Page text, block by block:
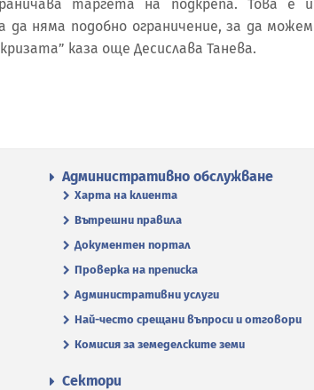
таргета на подкрепа. Това е и
няма подобно ограничение, за да можем
каза още Десислава Танева.
Административно обслужване
Харта на клиента
Вътрешни правила
Документен портал
Проверка на преписка
Административни услуги
Най-често срещани въпроси и отговори
Комисия за земеделските земи
Сектори